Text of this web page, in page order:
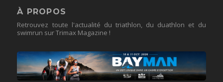
À PROPOS
Retrouvez toute l'actualité du triathlon, du duathlon et du
swimrun sur Trimax Magazine !